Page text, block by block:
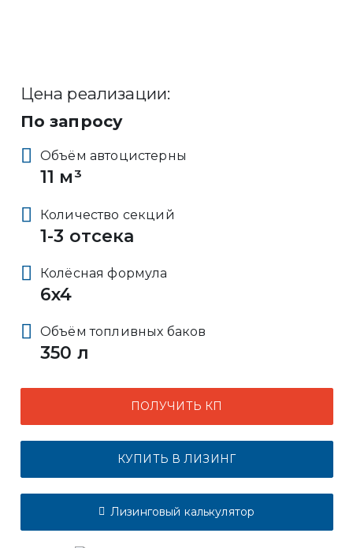
Цена реализации:
По запросу
Объём автоцистерны
11 м³
Количество секций
1-3 отсека
Колёсная формула
6x4
Объём топливных баков
350 л
ПОЛУЧИТЬ КП
КУПИТЬ В ЛИЗИНГ
Лизинговый калькулятор